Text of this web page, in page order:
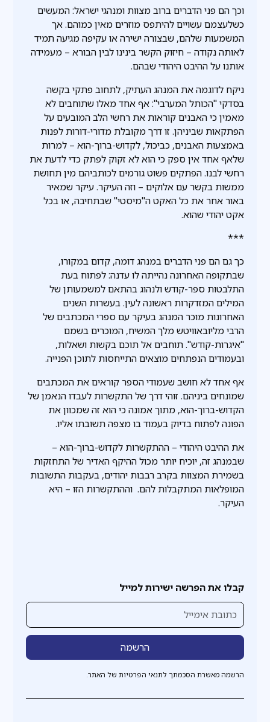
קבלו את הפרשה ישירות למייל
הרשמה מאשרת הסכמתך לתנאי הפרטיות של האתר.
וכך הם פני הדברים ברוב מצוות ומנהגי ישראל: המעשים
כשלעצמם עשויים להיתפס מוזרים מאין כמוהם. אך
המשמעות שלהם, שבצורה ישירה או עקיפה מגיעה תמיד
לאותה נקודה – חיזוק הקשר בינינו לבין הבורא – מעמידה
אותנו על ההיבט היהודי שבהם.
ניקח לדוגמה את המנהג העתיק, לתחוב פתקי בקשה
בסדקי "הכותל המערבי": אף אחד מאלו שתוחבים לא
מאמין כי האבנים קוראות את רחשי הלב המובעים על
הפתקאות שביניהן. זו דרך מקובלת מדורי-דורות לפנות
באמצעות האבנים, כביכול, לקדוש-ברוך-הוא – למרות
שלאף אחד אין ספק כי הוא לא זקוק לפתק כדי לדעת את
רחשי לבנו. הפתקים פשוט גורמים לכותביהם מין תחושת
ממשות בקשר עם אלוקים – וזה העיקר. עיקר שמאיר
באור אחר את כל האקט ה"מיסטי" שבתחיבה, או בכל
אקט יהודי שהוא.
***
כך גם הם פני הדברים במנהג דומה, קדום במקורו,
שבתקופה האחרונה נהייתה לו עדנה: לפתוח בעת
התלבטות ספר-קודש ולנהוג בהתאם למשמעותן של
המילים המזדקרות ראשונה לעין. בעשרות השנים
האחרונות מוכר המנהג בעיקר עם ספרי המכתבים של
הרבי מליובאוויטש מלך המשיח, המוכרים בשמם
"איגרות-קודש". תוחבים אל תוכם בקשות ושאלות,
ובעמודים הנפתחים מוצאים התייחסות לתוכן הפנייה.
אף אחד לא חושב שעמודי הספר קוראים את המכתבים
שמונחים ביניהם. זוהי דרך של התקשרות לעבדו הנאמן של
הקדוש-ברוך-הוא, מתוך אמונה כי הוא זה שמכוון את
הפונה לפתוח בדיוק בעמוד בו מצפה תשובתו אליו.
את ההיבט היהודי – ההתקשרות לקדוש-ברוך-הוא –
שבמנהג זה, יוכיח יותר מכול ההיקף האדיר של התחזקות
בשמירת המצוות בקרב רבבות יהודים, בעקבות התשובות
המופלאות המתקבלות להם. וההתקשרות הזו – היא
העיקר.